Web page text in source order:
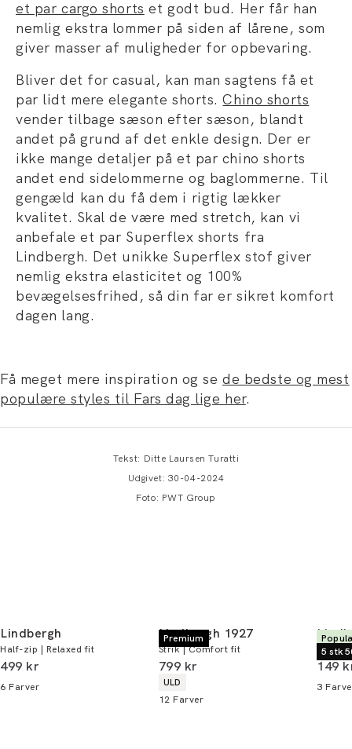
et par cargo shorts et godt bud. Her får han
nemlig ekstra lommer på siden af lårene, som
giver masser af muligheder for opbevaring.
Bliver det for casual, kan man sagtens få et
par lidt mere elegante shorts.Chino shorts
vender tilbage sæson efter sæson, blandt
andet på grund af det enkle design. Der er
ikke mange detaljer på et par chino shorts
andet end sidelommerne og baglommerne. Til
gengæld kan du få dem i rigtig lækker
kvalitet. Skal de være med stretch, kan vi
anbefale et par Superflex shorts fra
Lindbergh. Det unikke Superflex stof giver
nemlig ekstra elasticitet og 100%
bevægelsesfrihed, så din far er sikret komfort
dagen lang.
Få meget mere inspiration og se de bedste og mest
populære styles til Fars dag lige her.
Tekst: Ditte Laursen Turatti
Udgivet: 30-04-2024
Foto: PWT Group
Lindbergh
Half-zip | Relaxed fit
I alt (inkl. rabat)
499 kr
6 Farver
Premium
Lindbergh 1927
Strik | Comfort fit
I alt (inkl. rabat)
799 kr
Produkt egenskaber
ULD
12 Farver
5 stk
T-shirt
I alt
149
3